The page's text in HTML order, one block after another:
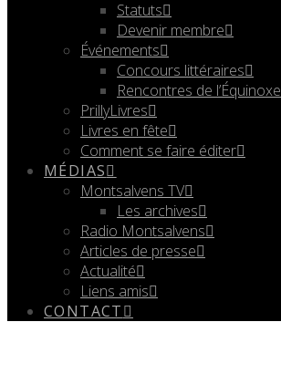
Statuts
Devenir membre
Événements
Concours littéraires
Rencontres de l’Équinoxe
PrillyLivres
Livres en fête
Comment se faire éditer
MÉDIAS
Montsalvens TV
Les archives
Radio Montsalvens
Articles de presse
Actualité
Liens amis
CONTACT